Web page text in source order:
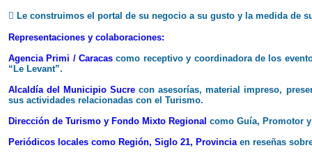
 Le construimos el portal de su negocio a su gusto y la medida de
Representaciones y colaboraciones:
Agencia Primi / Caracas como receptivo y coordinadora de los
“Le Levant”.
Alcaldía del Municipio Sucre con asesorías, material impreso,
sus actividades relacionadas con el Turismo.
Dirección de Turismo y Fondo Mixto Regional como Guía, Promotor
Periódicos locales como Región, Siglo 21, Provincia en reseñas